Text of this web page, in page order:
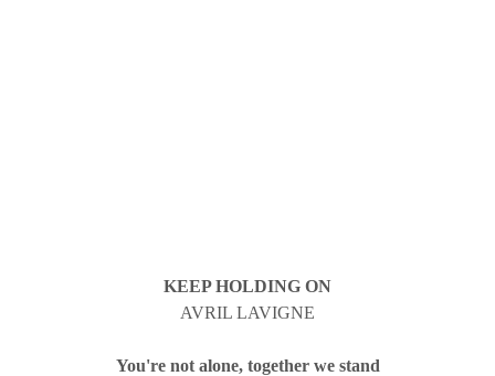
KEEP HOLDING ON
AVRIL LAVIGNE
You're not alone, together we stand